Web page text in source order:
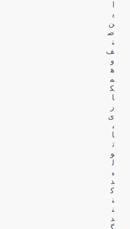
ی
ن
ص
ن
ف
و
ه
م
ک
ا
ر
ی
ب
ا
ت
و
ل
ی
د
ک
ن
ن
د